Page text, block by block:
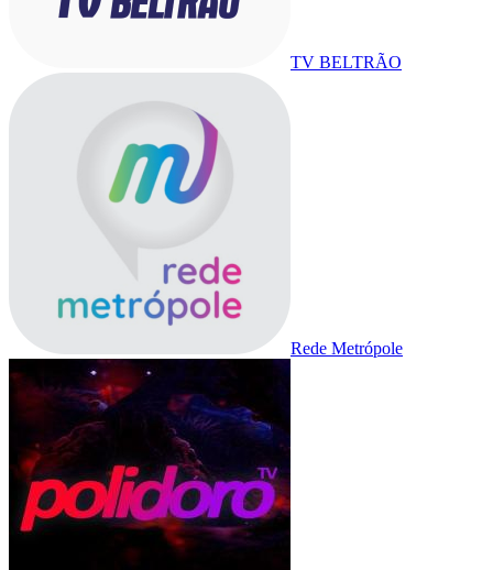
TV BELTRÃO
Rede Metrópole